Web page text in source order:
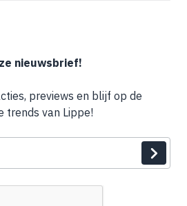
nieuwsbrief!
previews en blijf op de
trends van Lippe!